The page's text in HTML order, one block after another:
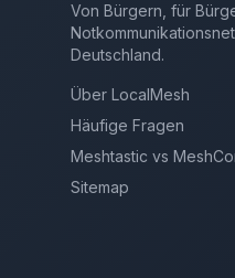
Von Bürgern, für
Deutschland.
Über LocalMesh
Häufige Fragen
Meshtastic vs
Sitemap